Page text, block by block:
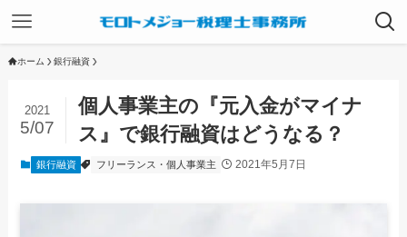
ホーム 銀行融資
個人事業主の『元入金がマイナ
ス』で銀行融資はどうなる？
2021
5/07
銀行融資 フリーランス・個人事業主 2021年5月7日